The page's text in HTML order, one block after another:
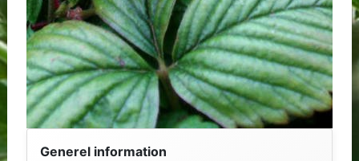
Generel information